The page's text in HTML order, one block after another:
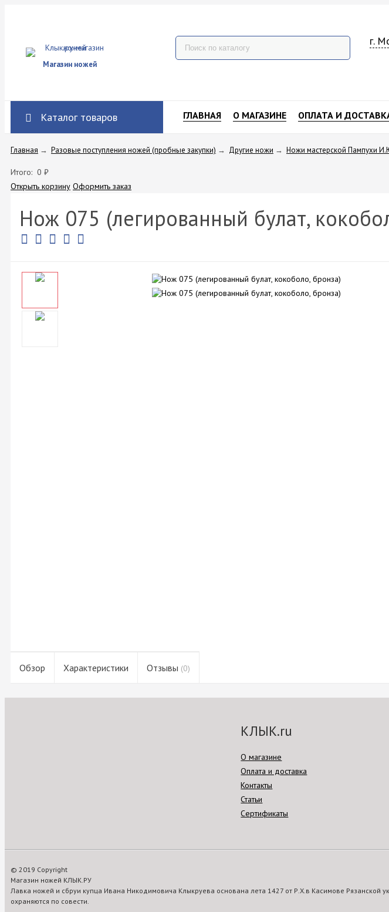
Магазин ножей
г.
Каталог товаров ГЛАВНАЯ О МАГАЗИНЕ ОПЛАТА И
Главная → Разовые поступления ножей (пробные закупки) → Другие ножи → Ножи мастерской Пампухи
Итого: 0 ₽
Открыть корзину Оформить заказ
Нож 075 (легированный булат,
Обзор Характеристики Отзывы (0)
КЛЫК.ru
О магазине
Оплата и доставка
Контакты
Статьи
Сертификаты
© 2019 Copyright
Магазин ножей КЛЫК.РУ
Лавка ножей и сбруи купца Ивана Никодимовича Клыкруева основана лета 1427 от Р.Х.в Касимове Рязанской
охраняются по совести.